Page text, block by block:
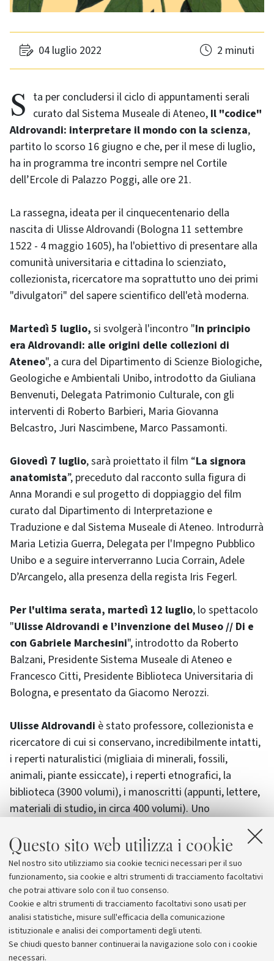
Questo sito web utilizza i cookie
Nel nostro sito utilizziamo sia cookie tecnici necessari per il suo
funzionamento, sia cookie e altri strumenti di tracciamento facoltativi
che potrai attivare solo con il tuo consenso.
Cookie e altri strumenti di tracciamento facoltativi sono usati per
analisi statistiche, misure sull'efficacia della comunicazione
istituzionale e analisi dei comportamenti degli utenti.
Se chiudi questo banner continuerai la navigazione solo con i cookie
necessari.
04 luglio 2022 2 minuti
Sta per concludersi il ciclo di appuntamenti serali curato dal Sistema Museale di Ateneo, Il "codice"
Aldrovandi: interpretare il mondo con la scienza,
partito lo scorso 16 giugno e che, per il mese di luglio,
ha in programma tre incontri sempre nel Cortile
dell’Ercole di Palazzo Poggi, alle ore 21.
La rassegna, ideata per il cinquecentenario della
nascita di Ulisse Aldrovandi (Bologna 11 settembre
1522 - 4 maggio 1605), ha l'obiettivo di presentare alla
comunità universitaria e cittadina lo scienziato,
collezionista, ricercatore ma soprattutto uno dei primi
"divulgatori" del sapere scientifico dell'età moderna.
Martedì 5 luglio, si svolgerà l'incontro "In principio
era Aldrovandi: alle origini delle collezioni di
Ateneo", a cura del Dipartimento di Scienze Biologiche,
Geologiche e Ambientali Unibo, introdotto da Giuliana
Benvenuti, Delegata Patrimonio Culturale, con gli
interventi di Roberto Barbieri, Maria Giovanna
Belcastro, Juri Nascimbene, Marco Passamonti.
Giovedì 7 luglio, sarà proiettato il film “La signora
anatomista”, preceduto dal racconto sulla figura di
Anna Morandi e sul progetto di doppiaggio del film
curato dal Dipartimento di Interpretazione e
Traduzione e dal Sistema Museale di Ateneo. Introdurrà
Maria Letizia Guerra, Delegata per l'Impegno Pubblico
Unibo e a seguire interverranno Lucia Corrain, Adele
D’Arcangelo, alla presenza della regista Iris Fegerl.
Per l'ultima serata, martedì 12 luglio, lo spettacolo
"Ulisse Aldrovandi e l’invenzione del Museo // Di e
con Gabriele Marchesini", introdotto da Roberto
Balzani, Presidente Sistema Museale di Ateneo e
Francesco Citti, Presidente Biblioteca Universitaria di
Bologna, e presentato da Giacomo Nerozzi.
Ulisse Aldrovandi è stato professore, collezionista e
ricercatore di cui si conservano, incredibilmente intatti,
i reperti naturalistici (migliaia di minerali, fossili,
animali, piante essiccate), i reperti etnografici, la
biblioteca (3900 volumi), i manoscritti (appunti, lettere,
materiali di studio, in circa 400 volumi). Uno
straordinario testimonial, dunque, per l’Università di
Bologna che ha organizzato per tutta la sua comunità e
la città un biennio ricco di iniziative ed eventi
(Aldrovandi500) per celebrare il cinquecentenario della
nascita.